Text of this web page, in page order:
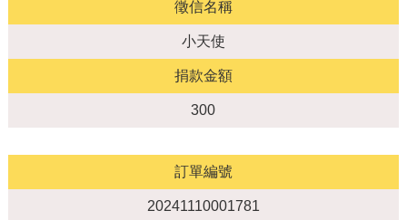
徵信名稱
小天使
捐款金額
300
訂單編號
20241110001781